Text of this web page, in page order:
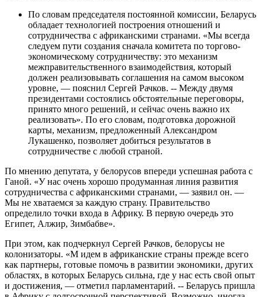
По словам председателя постоянной комиссии, Беларусь
обладает технологией построения отношений и
сотрудничества с африканскими странами. «Мы всегда
следуем пути создания сначала комитета по торгово-
экономическому сотрудничеству: это механизм
межправительственного взаимодействия, который
должен реализовывать соглашения на самом высоком
уровне, — пояснил Сергей Рачков. -- Между двумя
президентами состоялись обстоятельные переговоры,
принято много решений, и сейчас очень важно их
реализовать». По его словам, подготовка дорожной
карты, механизм, предложенный Александром
Лукашенко, позволяет добиться результатов в
сотрудничестве с любой страной.
По мнению депутата, у белорусов впереди успешная работа с
Ганой. «У нас очень хорошо продуманная линия развития
сотрудничества с африканскими странами, — заявил он. —
Мы не хватаемся за каждую страну. Правительство
определило точки входа в Африку. В первую очередь это
Египет, Алжир, Зимбабве».
При этом, как подчеркнул Сергей Рачков, белорусы не
колонизаторы. «М идем в африканские страны прежде всего
как партнеры, готовые помочь в развитии экономики, других
областях, в которых Беларусь сильна, где у нас есть свой опыт
и достижения, — отметил парламентарий. -- Беларусь пришла